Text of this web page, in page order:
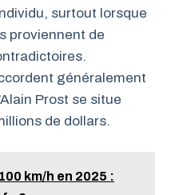
surtout lorsque
proviennent de
généralement
Prost se situe
de dollars.
km/h en 2025 :